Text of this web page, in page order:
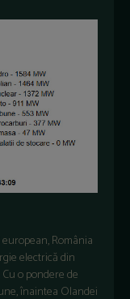
România
electrică din
o pondere de
înaintea Olandei